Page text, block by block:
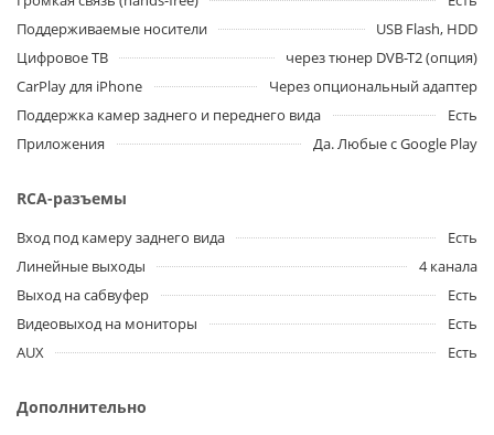
Поддерживаемые носители
USB Flash, HDD
Цифровое ТВ
через тюнер DVB-T2 (опция)
CarPlay для iPhone
Через опциональный адаптер
Поддержка камер заднего и переднего вида
Есть
Приложения
Да. Любые с Google Play
RCA-разъемы
Вход под камеру заднего вида
Есть
Линейные выходы
4 канала
Выход на сабвуфер
Есть
Видеовыход на мониторы
Есть
AUX
Есть
Дополнительно